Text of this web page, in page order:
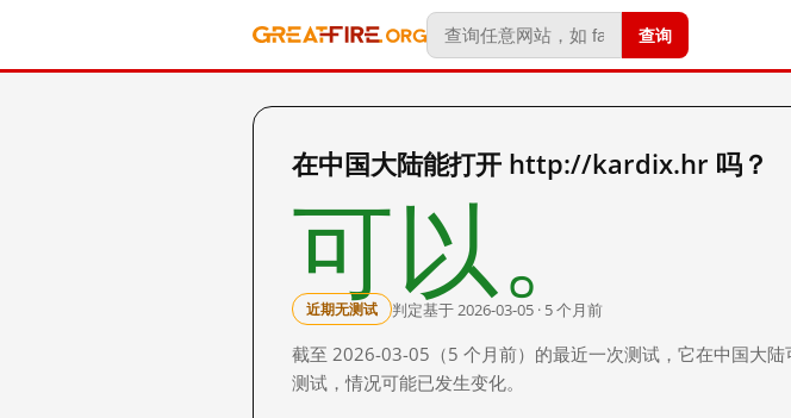
查询
在中国大陆能打开 http://kardix.hr 吗？
可以。
近期无测试 判定基于 2026-03-05 · 5 个月前
截至 2026-03-05（5 个月前）的最近一次测试，它在中国大
测试，情况可能已发生变化。